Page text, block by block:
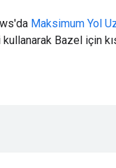
Maksimum Yol
Bazel için